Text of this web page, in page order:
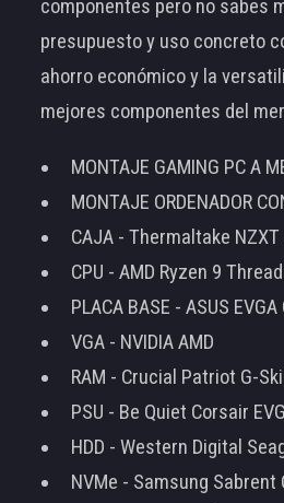
componentes pero no sabes
presupuesto y uso concreto
ahorro económico y la
mejores componentes del
MONTAJE GAMING PC A
MONTAJE ORDENADOR
CAJA - Thermaltake
CPU - AMD Ryzen 9
PLACA BASE - ASUS EVGA
VGA - NVIDIA AMD
RAM - Crucial Patriot G-
PSU - Be Quiet Corsair
HDD - Western Digital
NVMe - Samsung Sabrent